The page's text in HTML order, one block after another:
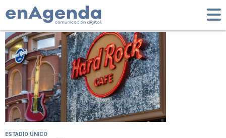
Tag: Polo Cultural
ESTADIO ÚNICO